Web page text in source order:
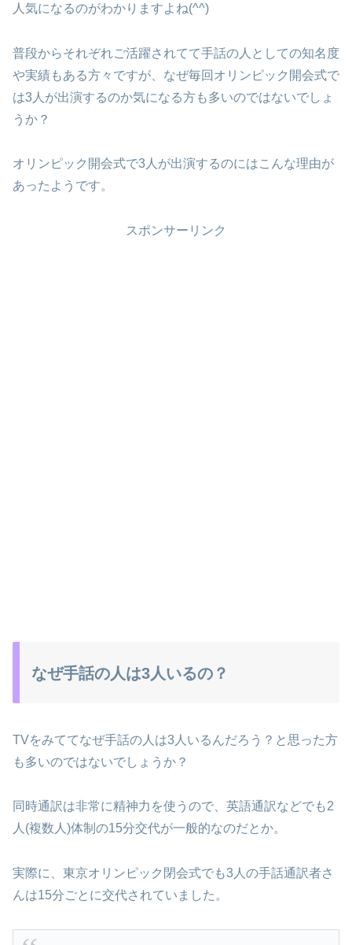
人気になるのがわかりますよね(^^)
普段からそれぞれご活躍されてて手話の人としての知名度
や実績もある方々ですが、なぜ毎回オリンピック開会式で
は3人が出演するのか気になる方も多いのではないでしょ
うか？
オリンピック開会式で3人が出演するのにはこんな理由が
あったようです。
スポンサーリンク
なぜ手話の人は3人いるの？
TVをみててなぜ手話の人は3人いるんだろう？と思った方
も多いのではないでしょうか？
同時通訳は非常に精神力を使うので、英語通訳などでも2
人(複数人)体制の15分交代が一般的なのだとか。
実際に、東京オリンピック閉会式でも3人の手話通訳者さ
んは15分ごとに交代されていました。